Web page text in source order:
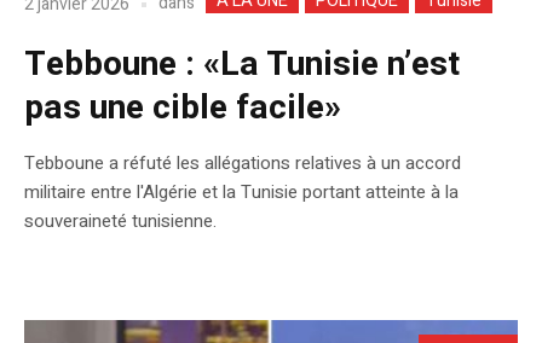
Tebboune : «La Tunisie n’est
pas une cible facile»
Tebboune a réfuté les allégations relatives à un accord
militaire entre l'Algérie et la Tunisie portant atteinte à la
souveraineté tunisienne.